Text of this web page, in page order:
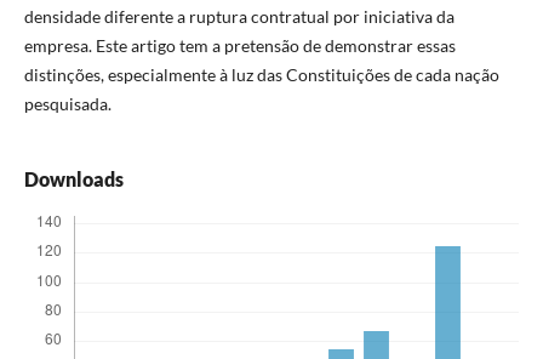
densidade diferente a ruptura contratual por iniciativa da
empresa. Este artigo tem a pretensão de demonstrar essas
distinções, especialmente à luz das Constituições de cada nação
pesquisada.
Downloads